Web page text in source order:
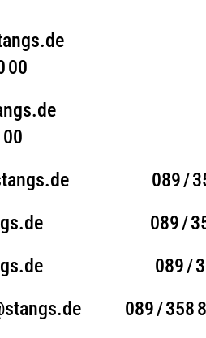
00
089 / 358
089 / 358
089 / 358
089 / 358